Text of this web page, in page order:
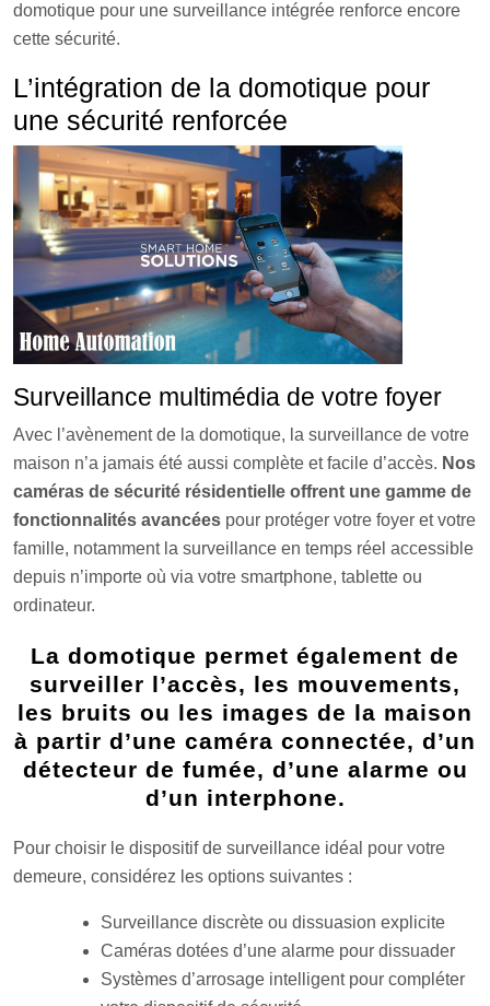
domotique pour une surveillance intégrée renforce encore
cette sécurité.
L’intégration de la domotique pour
une sécurité renforcée
Surveillance multimédia de votre foyer
Avec l’avènement de la domotique, la surveillance de votre
maison n’a jamais été aussi complète et facile d’accès. Nos
caméras de sécurité résidentielle offrent une gamme de
fonctionnalités avancées pour protéger votre foyer et votre
famille, notamment la surveillance en temps réel accessible
depuis n’importe où via votre smartphone, tablette ou
ordinateur.
La domotique permet également de
surveiller l’accès, les mouvements,
les bruits ou les images de la maison
à partir d’une caméra connectée, d’un
détecteur de fumée, d’une alarme ou
d’un interphone.
Pour choisir le dispositif de surveillance idéal pour votre
demeure, considérez les options suivantes :
Surveillance discrète ou dissuasion explicite
Caméras dotées d’une alarme pour dissuader
Systèmes d’arrosage intelligent pour compléter